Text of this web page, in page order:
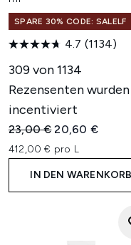
SPARE 30% CODE: SALELF
4.7 (1134)
309 von 1134
Rezensenten wurden
incentiviert
Unverbindliche
23,00 €Aktueller Preis:
20,60 €
412,00 € pro L
IN DEN WARENKORB